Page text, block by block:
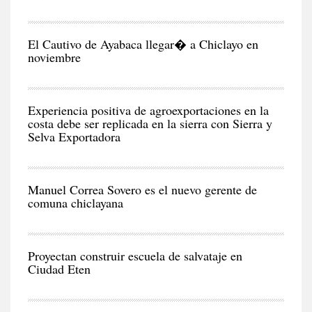
El Cautivo de Ayabaca llegar� a Chiclayo en
noviembre
Experiencia positiva de agroexportaciones en la
costa debe ser replicada en la sierra con Sierra y
Selva Exportadora
Manuel Correa Sovero es el nuevo gerente de
comuna chiclayana
Proyectan construir escuela de salvataje en
Ciudad Eten